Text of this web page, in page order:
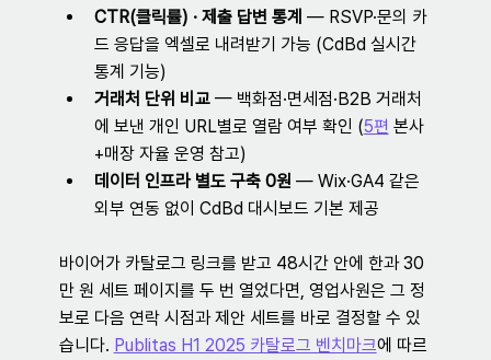
CTR(클릭률) · 제출 답변 통계 — RSVP·문의 카
드 응답을 엑셀로 내려받기 가능 (CdBd 실시간
통계 기능)
거래처 단위 비교 — 백화점·면세점·B2B 거래처
에 보낸 개인 URL별로 열람 여부 확인 (5편 본사
+매장 자율 운영 참고)
데이터 인프라 별도 구축 0원 — Wix·GA4 같은
외부 연동 없이 CdBd 대시보드 기본 제공
바이어가 카탈로그 링크를 받고 48시간 안에 한과 30
만 원 세트 페이지를 두 번 열었다면, 영업사원은 그 정
보로 다음 연락 시점과 제안 세트를 바로 결정할 수 있
습니다. Publitas H1 2025 카탈로그 벤치마크에 따르